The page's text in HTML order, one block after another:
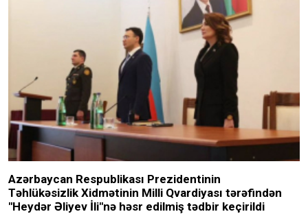
Azərbaycan Respublikası Prezidentinin
Təhlükəsizlik Xidmətinin Milli Qvardiyası tərəfindən
"Heydər Əliyev İli"nə həsr edilmiş tədbir keçirildi